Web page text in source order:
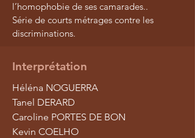
l’homophobie de ses camarades..
Série de courts métrages contre les
discriminations.
Interprétation
Héléna NOGUERRA
Tanel DERARD
Caroline PORTES DE BON
Kevin COELHO